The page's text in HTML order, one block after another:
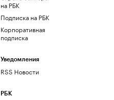
на РБК
Подписка на РБК
Корпоративная
подписка
Уведомления
RSS Новости
РБК